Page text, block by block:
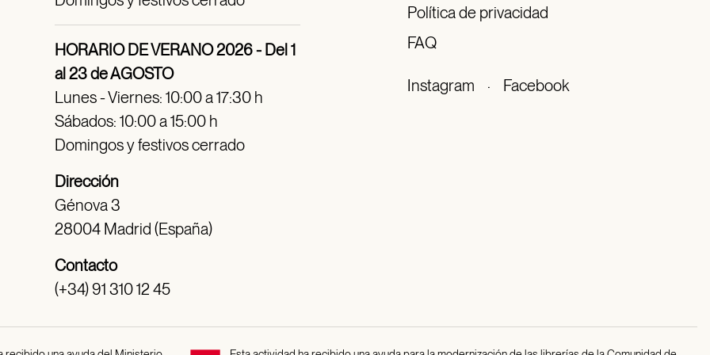
HORARIO DE VERANO 2026 - Del 1
al 23 de AGOSTO
Lunes - Viernes: 10:00 a 17:30 h
Sábados: 10:00 a 15:00 h
Domingos y festivos cerrado
Dirección
Génova 3
28004 Madrid (España)
Contacto
(+34) 91 310 12 45
Política de privacidad
FAQ
Instagram · Facebook